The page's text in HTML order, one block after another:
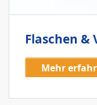
Flaschen &
Mehr